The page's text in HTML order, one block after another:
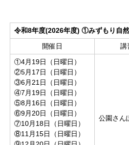
令和8年度(2026年度) ①みずもり自
開催日
講
①4月19日（日曜日）
②5月17日（日曜日）
③6月21日（日曜日）
④7月19日（日曜日）
⑤8月16日（日曜日）
⑥9月20日（日曜日）
⑦10月18日（日曜日）
⑧11月15日（日曜日）
公園さん